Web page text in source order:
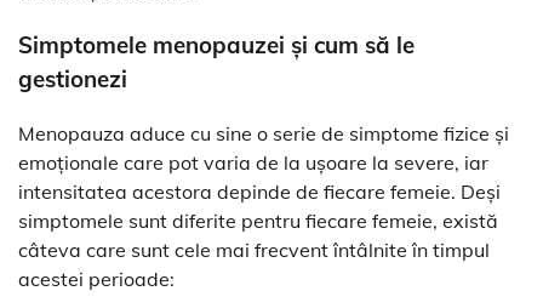
Simptomele menopauzei și cum să le
gestionezi
Menopauza aduce cu sine o serie de simptome fizice și
emoționale care pot varia de la ușoare la severe, iar
intensitatea acestora depinde de fiecare femeie. Deși
simptomele sunt diferite pentru fiecare femeie, există
câteva care sunt cele mai frecvent întâlnite în timpul
acestei perioade: